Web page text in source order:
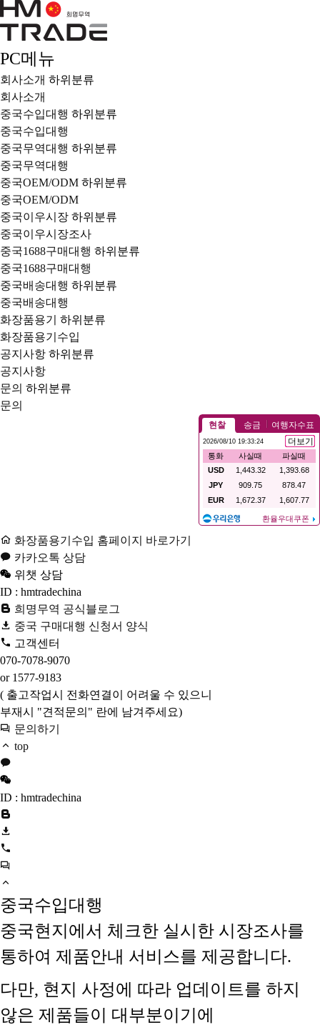
PC메뉴
회사소개 하위분류
회사소개
중국수입대행 하위분류
중국수입대행
중국무역대행 하위분류
중국무역대행
중국OEM/ODM 하위분류
중국OEM/ODM
중국이우시장 하위분류
중국이우시장조사
중국1688구매대행 하위분류
중국1688구매대행
중국배송대행 하위분류
중국배송대행
화장품용기
하위분류
화장품용기수입
공지사항 하위분류
공지사항
문의 하위분류
문의
화장품용기수입 홈페이지 바로가기
카카오톡 상담
위챗 상담
ID : hmtradechina
희명무역 공식블로그
중국 구매대행 신청서 양식
고객센터
070-7078-9070
or 1577-9183
( 출고작업시 전화연결이 어려울 수 있으니
부재시 "견적문의" 란에 남겨주세요)
문의하기
top
ID : hmtradechina
중국수입대행
중국현지에서 체크한 실시한 시장조사를
통하여 제품안내 서비스를 제공합니다.
다만, 현지 사정에 따라 업데이트를 하지
않은 제품들이 대부분이기에